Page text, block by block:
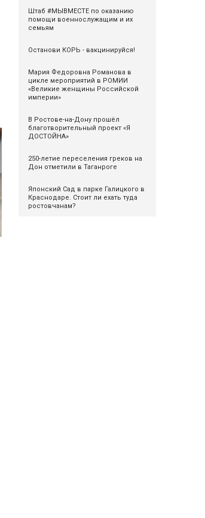
Штаб #МЫВМЕСТЕ по оказанию
помощи военнослужащим и их
семьям
Останови КОРЬ - вакцинируйся!
Мария Федоровна Романова в
цикле мероприятий в РОМИИ
«Великие женщины Российской
империи»
В Ростове-на-Дону прошёл
благотворительный проект «Я
ДОСТОЙНА»
250-летие переселения греков на
Дон отметили в Таганроге
Японский Сад в парке Галицкого в
Краснодаре. Стоит ли ехать туда
ростовчанам?